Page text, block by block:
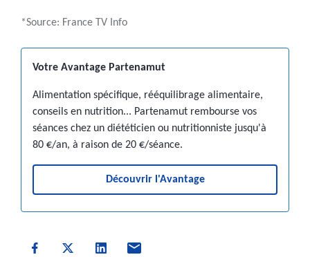
*Source: France TV Info
Votre Avantage Partenamut
Alimentation spécifique, rééquilibrage alimentaire,
conseils en nutrition... Partenamut rembourse vos
séances chez un diététicien ou nutritionniste jusqu'à
80 €/an, à raison de 20 €/séance.
Découvrir l'Avantage